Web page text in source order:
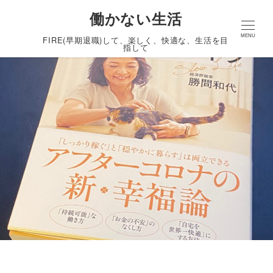
働かない生活
FIRE(早期退職)して、楽しく、快適な、生活を目
指して
MENU